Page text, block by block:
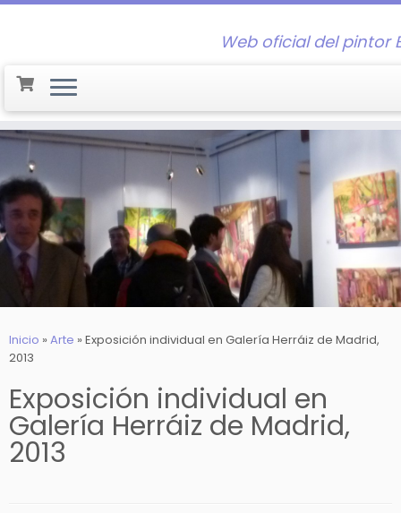
Saltar
contenido
Web oficial del pintor
Inicio » Arte » Exposición individual en Galería Herráiz de Madrid,
2013
Exposición individual en
Galería Herráiz de Madrid,
2013